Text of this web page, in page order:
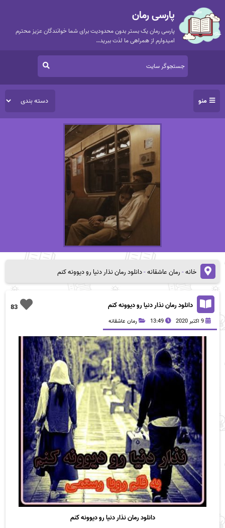
پارسی رمان
پارسی رمان یک بستر بدون محدودیت برای شما خوانندگان عزیز محترم
امیدوارم از همراهی ما لذت ببرید…
منو
خانه-رمان عاشقانه-دانلود رمان نذار دنیا رو دیوونه کنم
83 دانلود رمان نذار دنیا رو دیوونه کنم
9 اکتبر 2020 13:49 رمان عاشقانه
دانلود رمان نذار دنیا رو دیوونه کنم